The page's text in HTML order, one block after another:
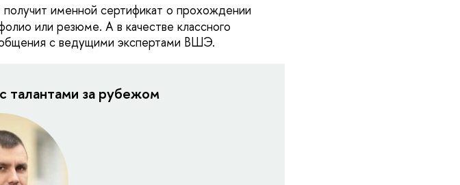
именной сертификат о прохождении
или резюме. А в качестве классного
с ведущими экспертами ВШЭ.
талантами за рубежом